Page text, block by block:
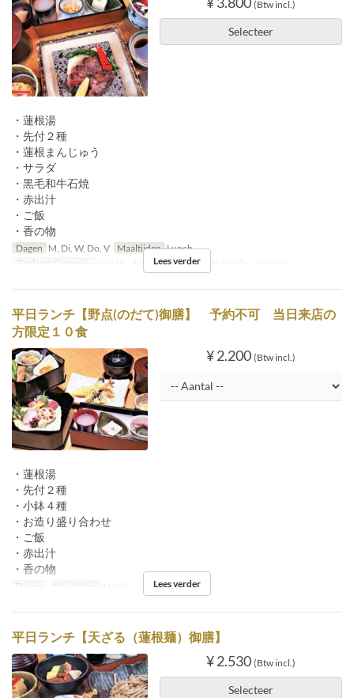
(Btw incl.)
Selecteer
・蓮根湯
・先付２種
・蓮根まんじゅう
・サラダ
・黒毛和牛石焼
・赤出汁
・ご飯
・香の物
Dagen M, Di, W, Do, V Maaltijden Lunch
Zitplaats Categorie
Inside tatami, Inside table, Inside counter
Lees verder
平日ランチ【野点(のだて)御膳】 予約不可 当日来店の
方限定１０食
¥ 2.200 (Btw incl.)
・蓮根湯
・先付２種
・小鉢４種
・お造り盛り合わせ
・ご飯
・赤出汁
・香の物
Dagen Maaltijden Lunch Lees verder
平日ランチ【天ざる（蓮根麺）御膳】
¥ 2.530 (Btw incl.)
Selecteer